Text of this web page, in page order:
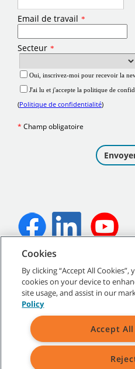
Plan du site|Politiques
Toutes les marques de
Cookies
By clicking “Accept All
cookies on your device to
site usage, and assist in our
Policy
Accept